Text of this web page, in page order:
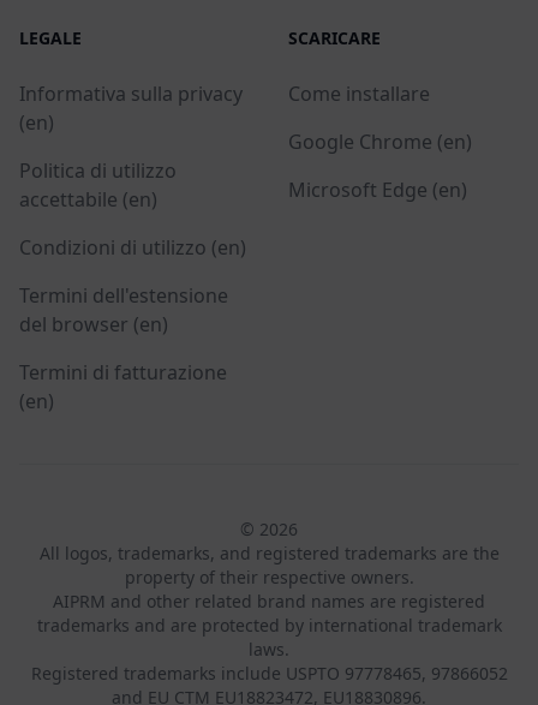
LEGALE
Informativa sulla privacy
(en)
Politica di utilizzo
accettabile (en)
Condizioni di utilizzo (en)
Termini dell'estensione
del browser (en)
Termini di fatturazione
(en)
SCARICARE
Come installare
Google Chrome (en)
Microsoft Edge (en)
© 2026
All logos, trademarks, and registered trademarks are the
property of their respective owners.
AIPRM and other related brand names are registered
trademarks and are protected by international trademark
laws.
Registered trademarks include USPTO 97778465, 97866052
and EU CTM EU18823472, EU18830896.